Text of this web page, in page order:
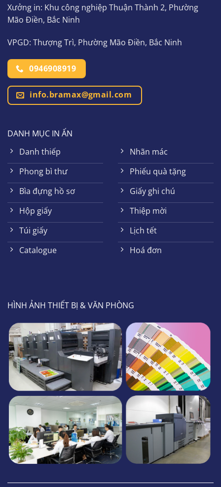
Xưởng in: Khu công nghiệp Thuận Thành 2, Phường
Mão Điền, Bắc Ninh
VPGD: Thượng Trì, Phường Mão Điền, Bắc Ninh
0946908919
info.bramax@gmail.com
DANH MỤC IN ẤN
Danh thiếp
Phong bì thư
Bìa đựng hồ sơ
Hộp giấy
Túi giấy
Catalogue
Nhãn mác
Phiếu quà tặng
Giấy ghi chú
Thiệp mời
Lịch tết
Hoá đơn
HÌNH ẢNH THIẾT BỊ & VĂN PHÒNG